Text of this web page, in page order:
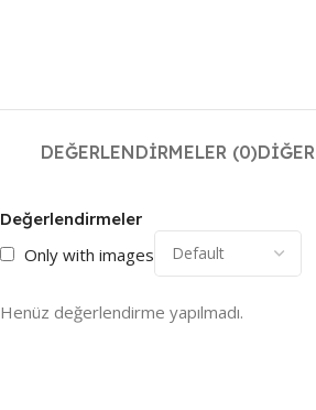
DEĞERLENDIRMELER (0)DIĞER
Değerlendirmeler
Only with images
Henüz değerlendirme yapılmadı.